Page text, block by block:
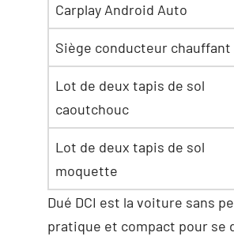
Carplay Android Auto
Siège conducteur chauffant
Lot de deux tapis de sol
caoutchouc
Lot de deux tapis de sol
moquette
Dué DCI est la voiture sans
pratique et compact pour se